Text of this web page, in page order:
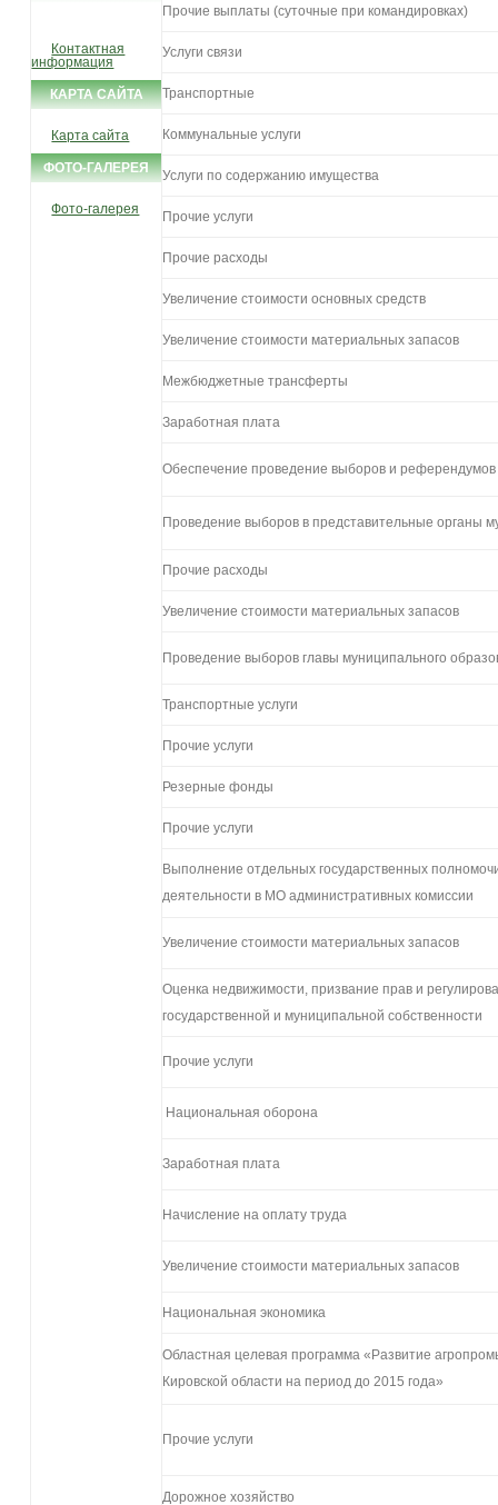
Контактная
информация
КАРТА САЙТА
Карта сайта
ФОТО-ГАЛЕРЕЯ
Фото-галерея
Прочие выплаты (суточные при командировках)
Услуги связи
Транспортные
Коммунальные услуги
Услуги по содержанию имущества
Прочие услуги
Прочие расходы
Увеличение стоимости основных средств
Увеличение стоимости материальных запасов
Межбюджетные трансферты
Заработная плата
Обеспечение проведение выборов и референдумов
Проведение выборов в представительные органы
Прочие расходы
Увеличение стоимости материальных запасов
Проведение выборов главы муниципального
Транспортные услуги
Прочие услуги
Резерные фонды
Прочие услуги
Выполнение отдельных государственных
деятельности в МО административных комиссии
Увеличение стоимости материальных запасов
Оценка недвижимости, призвание прав и
государственной и муниципальной собственности
Прочие услуги
Национальная оборона
Заработная плата
Начисление на оплату труда
Увеличение стоимости материальных запасов
Национальная экономика
Областная целевая программа «Развитие
Кировской области на период до 2015 года»
Прочие услуги
Дорожное хозяйство